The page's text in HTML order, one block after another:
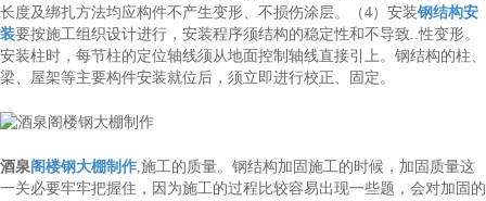
长度及绑扎方法均应构件不产生变形、不损伤涂层。（4）安装钢结构安
装要按施工组织设计进行，安装程序须结构的稳定性和不导致..性变形。
安装柱时，每节柱的定位轴线须从地面控制轴线直接引上。钢结构的柱、
梁、屋架等主要构件安装就位后，须立即进行校正、固定。
酒泉阁楼钢大棚制作,施工的质量。钢结构加固施工的时候，加固质量这
一关必要牢牢把握住，因为施工的过程比较容易出现一些题，会对加固的